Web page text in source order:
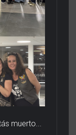
muerto...